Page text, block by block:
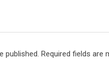
published. Required fields are